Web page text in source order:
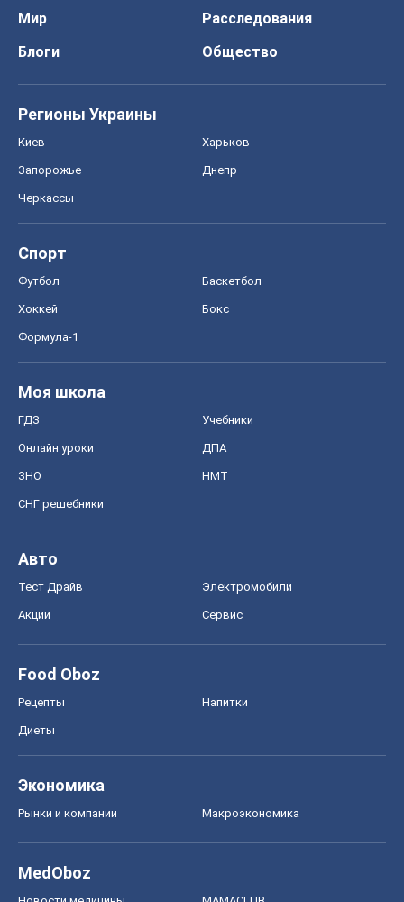
Мир
Расследования
Блоги
Общество
Регионы Украины
Киев Харьков
Запорожье Днепр
Черкассы
Спорт
Футбол Баскетбол
Хоккей Бокс
Формула-1
Моя школа
ГДЗ Учебники
Онлайн уроки ДПА
ЗНО НМТ
СНГ решебники
Авто
Тест Драйв Электромобили
Акции Сервис
Food Oboz
Рецепты Напитки
Диеты
Экономика
Рынки и компании Mакроэкономика
MedOboz